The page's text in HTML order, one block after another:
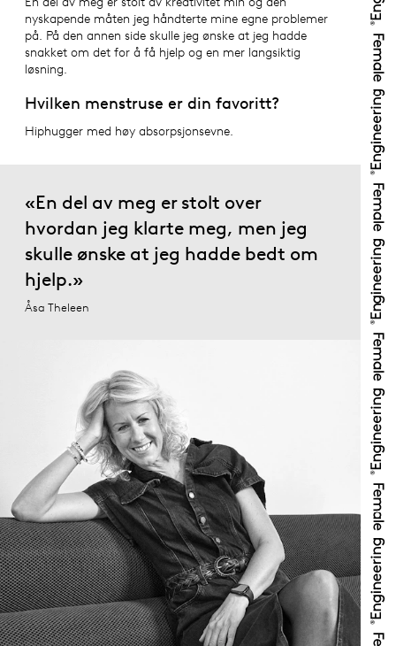
nyskapende måten jeg håndterte mine egne problemer
på. På den annen side skulle jeg ønske at jeg hadde
snakket om det for å få hjelp og en mer langsiktig
løsning.
Hvilken menstruse er din favoritt?
Hiphugger med høy absorpsjonsevne.
«En del av meg er stolt over
hvordan jeg klarte meg, men jeg
skulle ønske at jeg hadde bedt om
hjelp.»
Åsa Theleen